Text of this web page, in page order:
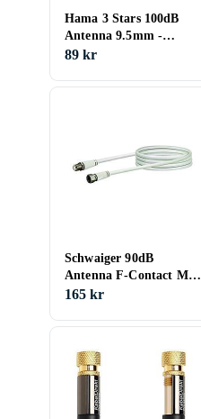
Hama 3 Stars 100dB
Antenna 9.5mm -
9.5mm M-F 1,5m
89 kr
Schwaiger 90dB
Antenna F-Contact M-F
1,5m
165 kr